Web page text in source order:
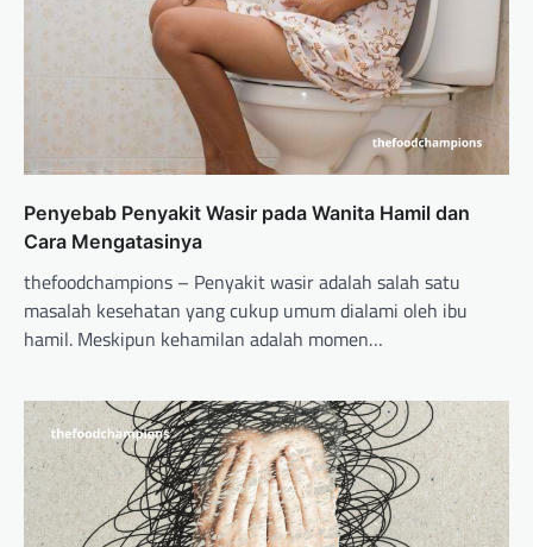
Penyebab Penyakit Wasir pada Wanita Hamil dan
Cara Mengatasinya
thefoodchampions – Penyakit wasir adalah salah satu
masalah kesehatan yang cukup umum dialami oleh ibu
hamil. Meskipun kehamilan adalah momen…